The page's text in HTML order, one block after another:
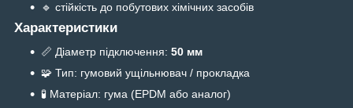
🔹 стійкість до побутових хімічних засобів
Характеристики
📏 Діаметр підключення: 50 мм
🧩 Тип: гумовий ущільнювач / прокладка
🧪 Матеріал: гума (EPDM або аналог)